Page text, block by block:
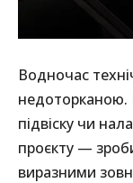
Водночас
недоторканою.
підвіску чи
проєкту —
виразними